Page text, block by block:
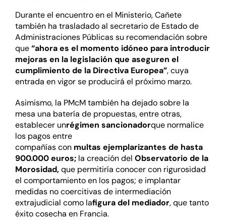
Durante el encuentro en el Ministerio, Cañete
también ha trasladado al secretario de Estado de
Administraciones Públicas su recomendación sobre
que“ahora es el momento idóneo para introducir
mejoras en la legislación que aseguren el
cumplimiento de la Directiva Europea”, cuya
entrada en vigor se producirá el próximo marzo.
Asimismo, la PMcM también ha dejado sobre la
mesa una batería de propuestas, entre otras,
establecer unrégimen sancionadorque normalice
los pagos entre
compañías con multas ejemplarizantes de hasta
900.000 euros; la creación del Observatorio de la
Morosidad,que permitiría conocer con rigurosidad
el comportamiento en los pagos; e implantar
medidas no coercitivas de intermediación
extrajudicial como lafigura del mediador, que tanto
éxito cosecha en Francia.